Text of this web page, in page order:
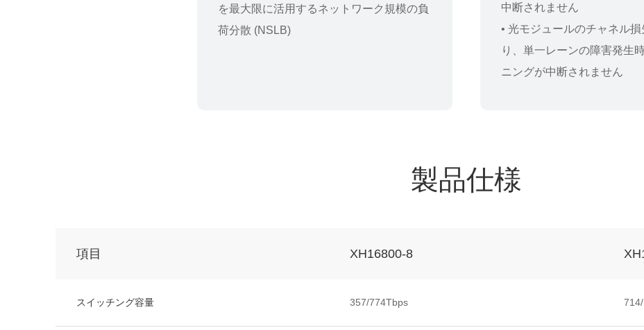
を最大限に活用するネットワーク規模の負
荷分散 (NSLB)
中断されません
• 光モジュールのチャネル損
り、単一レーンの障害発生
ニングが中断されません
製品仕様
項目 XH16800-8
スイッチング容量 357/774Tbps